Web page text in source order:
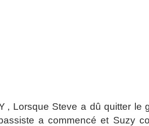
, Lorsque Steve a dû quitter le
a commencé et Suzy